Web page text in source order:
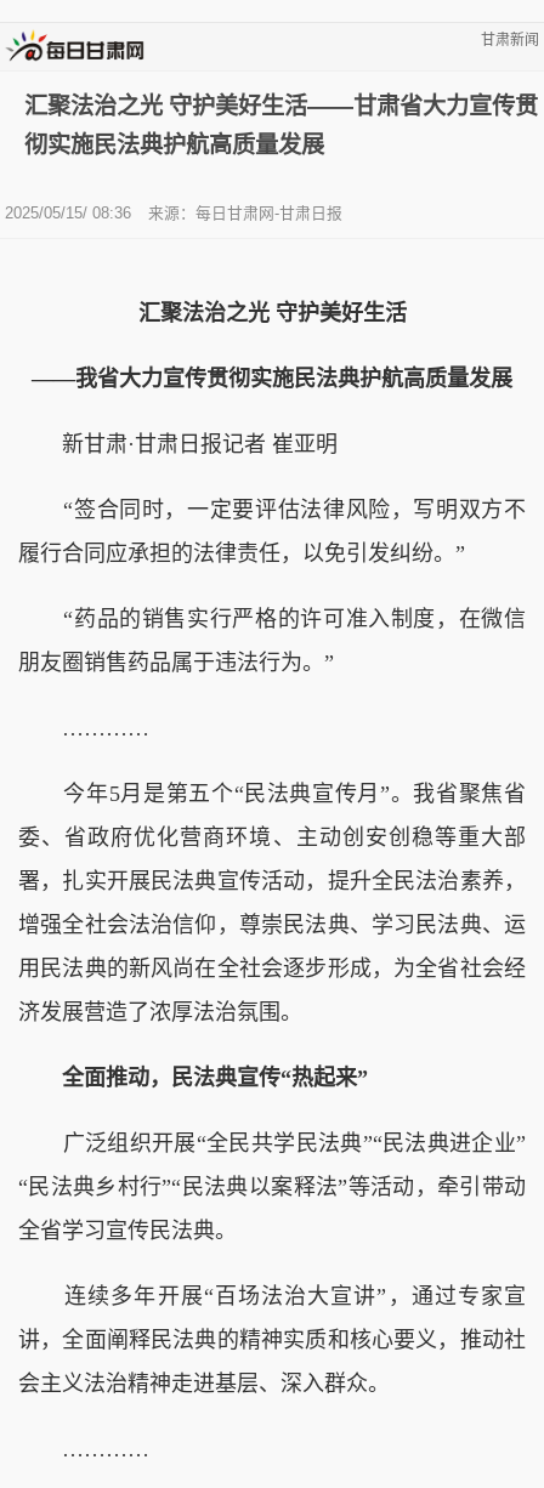
甘肃新闻
汇聚法治之光 守护美好生活——甘肃省大力宣传贯
彻实施民法典护航高质量发展
2025/05/15/ 08:36 来源：每日甘肃网-甘肃日报
汇聚法治之光 守护美好生活
——我省大力宣传贯彻实施民法典护航高质量发展
新甘肃·甘肃日报记者 崔亚明
“签合同时，一定要评估法律风险，写明双方不
履行合同应承担的法律责任，以免引发纠纷。”
“药品的销售实行严格的许可准入制度，在微信
朋友圈销售药品属于违法行为。”
…………
今年5月是第五个“民法典宣传月”。我省聚焦省
委、省政府优化营商环境、主动创安创稳等重大部
署，扎实开展民法典宣传活动，提升全民法治素养，
增强全社会法治信仰，尊崇民法典、学习民法典、运
用民法典的新风尚在全社会逐步形成，为全省社会经
济发展营造了浓厚法治氛围。
全面推动，民法典宣传“热起来”
广泛组织开展“全民共学民法典”“民法典进企业”
“民法典乡村行”“民法典以案释法”等活动，牵引带动
全省学习宣传民法典。
连续多年开展“百场法治大宣讲”，通过专家宣
讲，全面阐释民法典的精神实质和核心要义，推动社
会主义法治精神走进基层、深入群众。
…………